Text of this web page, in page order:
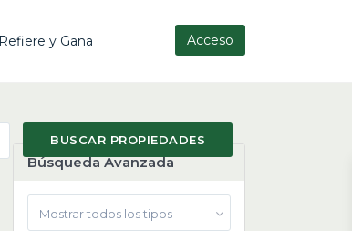
Acceso
Refiere y Gana
Búsqueda Avanzada
Mostrar todos los tipos